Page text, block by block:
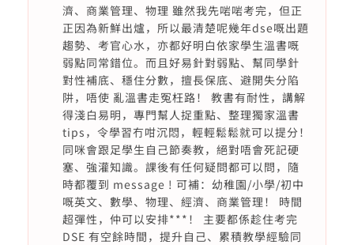
濟、商業管理、物理 雖然我先啱啱考完，但正
正因為新鮮出爐，所以最清楚呢幾年dse嘅出題
趨勢、考官心水，亦都好明白依家學生溫書嘅
弱點同常錯位。而且好易針對弱點、幫同學針
對性補底、穩住分數，擅長保底、避開失分陷
阱，唔使 亂溫書走冤枉路！ 教書有耐性，講解
得淺白易明，專門幫人捉重點、整理獨家溫書
tips，令學習冇咁沉悶，輕輕鬆鬆就可以提分！
同咪會跟足學生自己節奏教，絕對唔會死記硬
塞、強灌知識。課後有任何疑問都可以問，隨
時都覆到 message ! 可補：幼稚園/小學/初中
嘅英文、數學、物理、經濟、商業管理！ 時間
超彈性，仲可以安排***！ 主要都係趁住考完
DSE 有空餘時間，提升自己、累積教學經驗同